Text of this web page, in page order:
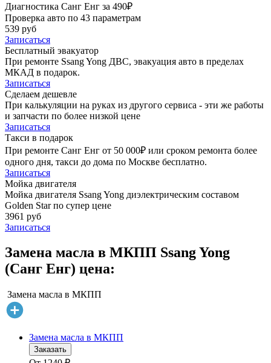
Диагностика Санг Енг за 490₽
Проверка авто по 43 параметрам
539 руб
Записаться
Бесплатный эвакуатор
При ремонте Ssang Yong ДВС, эвакуация авто в пределах
МКАД в подарок.
Записаться
Сделаем дешевле
При калькуляции на руках из другого сервиса - эти же работы
и запчасти по более низкой цене
Записаться
Такси в подарок
При ремонте Санг Енг от 50 000₽ или сроком ремонта более
одного дня, такси до дома по Москве бесплатно.
Записаться
Мойка двигателя
Мойка двигателя Ssang Yong диэлектрическим составом
Golden Star по супер цене
3961 руб
Записаться
Замена масла в МКПП Ssang Yong
(Санг Енг) цена:
Замена масла в МКПП
Замена масла в МКПП
Заказать